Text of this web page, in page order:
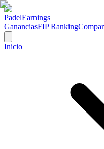
PadelEarnings
GananciasFIP Ranking
Inicio